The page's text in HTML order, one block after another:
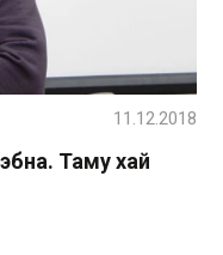
Таму хай
11.12.2018